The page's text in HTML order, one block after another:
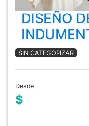
DISEÑO
SIN CATEGORIZAR
Desde
$